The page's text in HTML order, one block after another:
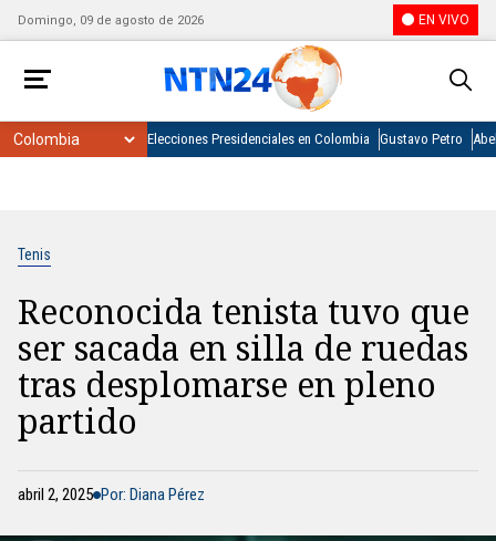
Domingo, 09 de agosto de 2026 EN VIVO
Elecciones Presidenciales en Colombia Gustavo Petro
Tenis
Reconocida tenista tuvo que
ser sacada en silla de ruedas
tras desplomarse en pleno
partido
abril 2, 2025 Por: Diana Pérez